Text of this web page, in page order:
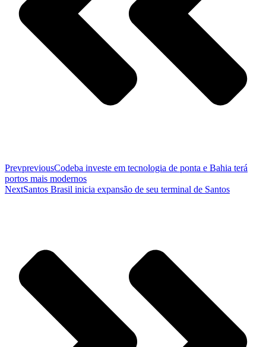
PrevpreviousCodeba investe em tecnologia de ponta e Bahia terá
portos mais modernos
NextSantos Brasil inicia expansão de seu terminal de Santos